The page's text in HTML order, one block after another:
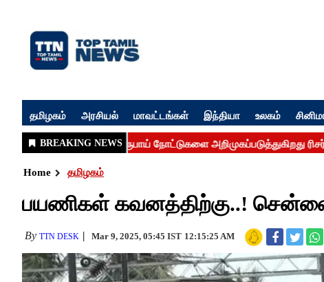
தமிழகம் அரசியல் மாவட்டங்கள் இந்தியா உலகம்
Home தமிழகம்
பயணிகள் கவனத்திற்கு..!
By TTN DESK Mar 9, 2025, 05:45 IST 12:15:25 AM